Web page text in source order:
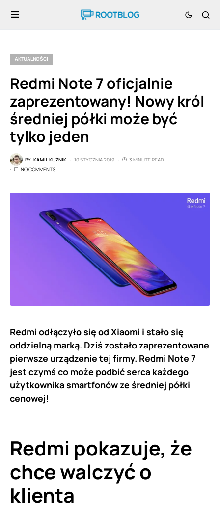
AKTUALNOŚCI
Redmi Note 7 oficjalnie
zaprezentowany! Nowy król
średniej półki może być
tylko jeden
BY KAMIL KUŹNIK 10 STYCZNIA 2019
3 MINUTE READ
NO COMMENTS
Redmi odłączyło się od Xiaomi i stało się
oddzielną marką. Dziś zostało zaprezentowane
pierwsze urządzenie tej firmy. Redmi Note 7
jest czymś co może podbić serca każdego
użytkownika smartfonów ze średniej półki
cenowej!
Redmi pokazuje, że
chce walczyć o
klienta